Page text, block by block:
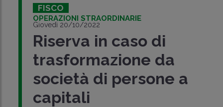
FISCO
OPERAZIONI STRAORDINARIE
Giovedì 20/10/2022
Riserva in caso di
trasformazione da
società di persone a
capitali